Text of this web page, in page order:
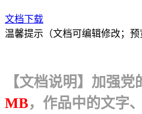
文档下载
温馨提示（文档可编辑修改；
【文档说明】加强
MB，作品中的文字